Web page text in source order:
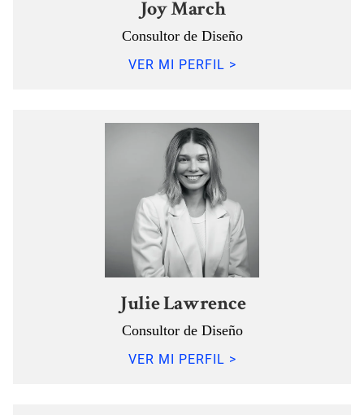
Joy March
Consultor de Diseño
VER MI PERFIL >
Julie Lawrence
Consultor de Diseño
VER MI PERFIL >